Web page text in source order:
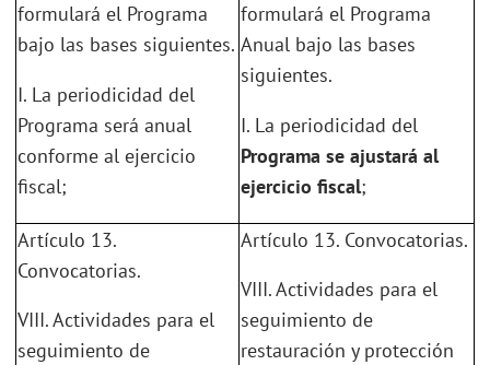
formulará el Programa
bajo las bases siguientes.
I. La periodicidad del
Programa será anual
conforme al ejercicio
fiscal;
formulará el Programa
Anual bajo las bases
siguientes.
I. La periodicidad del
Programa se ajustará al
ejercicio fiscal;
Artículo 13.
Convocatorias.
VIII. Actividades para el
seguimiento de
Artículo 13. Convocatorias.
VIII. Actividades para el
seguimiento de
restauración y protección